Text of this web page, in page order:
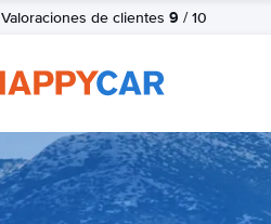
Valoraciones de clientes 9 / 10